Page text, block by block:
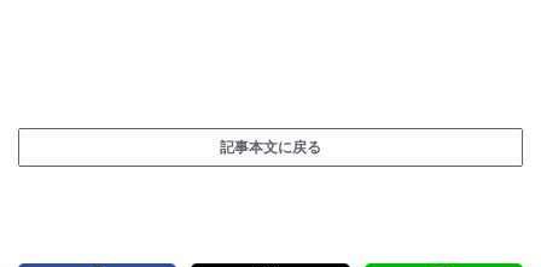
記事本文に戻る